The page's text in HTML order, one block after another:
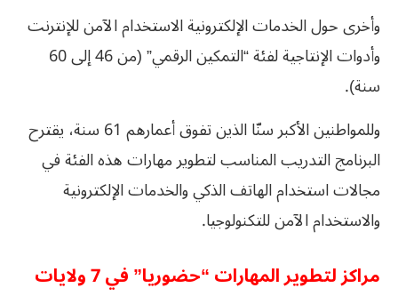
وأخرى حول الخدمات الإلكترونية الاستخدام الآمن للإنترنت
وأدوات الإنتاجية لفئة “التمكين الرقمي” (من 46 إلى 60
سنة).
وللمواطنين الأكبر سنّا الذين تفوق أعمارهم 61 سنة، يقترح
البرنامج التدريب المناسب لتطوير مهارات هذه الفئة في
مجالات استخدام الهاتف الذكي والخدمات الإلكترونية
والاستخدام الآمن للتكنولوجيا.
مراكز لتطوير المهارات “حضوريا” في 7 ولايات